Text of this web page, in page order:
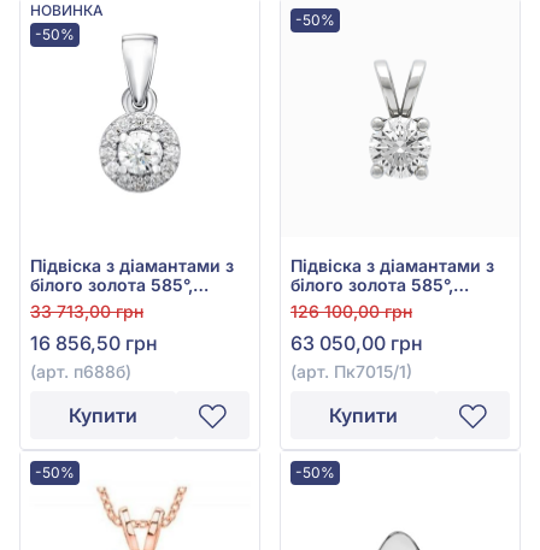
НОВИНКА
-50%
Підвіска з діамантами з
білого золота 585°,
Діамант 0,15ct, арт.
п688б
33 713,00 грн
16 856,50 грн
(арт. п688б)
Купити
-50%
Підвіска з діамантами з
білого золота 585°,
Діамант 0,54ct, арт.
Пк7015/1
126 100,00 грн
63 050,00 грн
(арт. Пк7015/1)
Купити
-50% -50%